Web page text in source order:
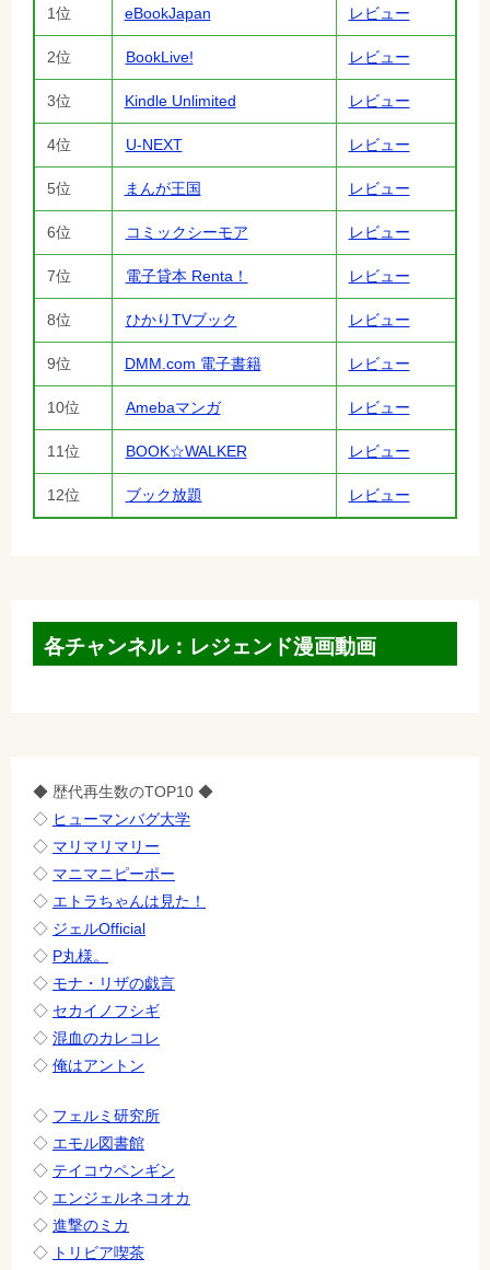
1位 eBookJapan レビュー
2位 BookLive! レビュー
3位 Kindle Unlimited レビュー
4位 U-NEXT レビュー
5位 まんが王国 レビュー
6位 コミックシーモア レビュー
7位 電子貸本 Renta！ レビュー
8位 ひかりTVブック レビュー
9位 DMM.com 電子書籍 レビュー
10位 Amebaマンガ レビュー
11位 BOOK☆WALKER レビュー
12位 ブック放題 レビュー
各チャンネル：レジェンド漫画動画
◆ 歴代再生数のTOP10 ◆
◇ ヒューマンバグ大学
◇ マリマリマリー
◇ マニマニピーポー
◇ エトラちゃんは見た！
◇ ジェルOfficial
◇ P丸様。
◇ モナ・リザの戯言
◇ セカイノフシギ
◇ 混血のカレコレ
◇ 俺はアントン
◇ フェルミ研究所
◇ エモル図書館
◇ テイコウペンギン
◇ エンジェルネコオカ
◇ 進撃のミカ
◇ トリビア喫茶